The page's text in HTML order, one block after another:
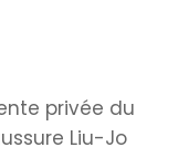
privée du
Liu-Jo